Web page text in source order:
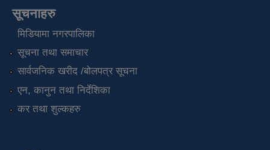
सूचनाहरु
मिडियामा नगरपालिका
सूचना तथा समाचार
सार्वजनिक खरीद /बोलपत्र सूचना
एन, कानुन तथा निर्देशिका
कर तथा शुल्कहरु